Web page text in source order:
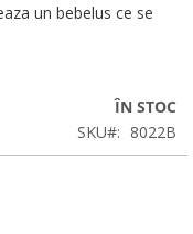
un bebelus ce se
ÎN STOC
SKU
8022B